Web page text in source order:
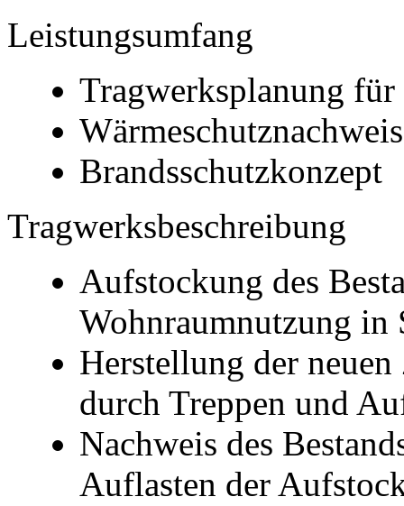
Leistungsumfang
Tragwerksplanung
Wärmeschutznachweis
Brandsschutzkonzept
Tragwerksbeschreibung
Aufstockung des
Wohnraumnutzung
Herstellung der
durch Treppen und
Nachweis des
Auflasten der